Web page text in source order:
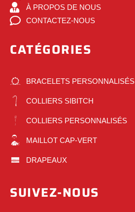
À PROPOS DE NOUS
CONTACTEZ-NOUS
CATÉGORIES
BRACELETS PERSONNALISÉS
COLLIERS SIBITCH
COLLIERS PERSONNALISÉS
MAILLOT CAP-VERT
DRAPEAUX
SUIVEZ-NOUS